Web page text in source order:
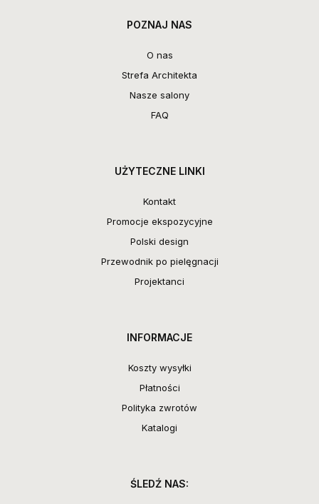
POZNAJ NAS
O nas
Strefa Architekta
Nasze salony
FAQ
UŻYTECZNE LINKI
Kontakt
Promocje ekspozycyjne
Polski design
Przewodnik po pielęgnacji
Projektanci
INFORMACJE
Koszty wysyłki
Płatności
Polityka zwrotów
Katalogi
ŚLEDŹ NAS: